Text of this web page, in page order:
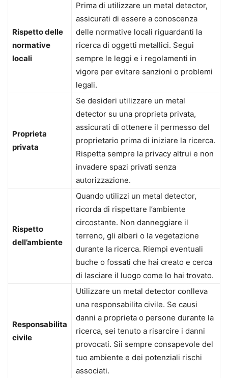
Rispetto delle
normative
locali
Prima di utilizzare un metal detector,
assicurati di essere a conoscenza
delle normative locali riguardanti la
ricerca di oggetti metallici. Segui
sempre le leggi e i regolamenti in
vigore per evitare sanzioni o problemi
legali.
Proprieta
privata
Se desideri utilizzare un metal
detector su una proprieta privata,
assicurati di ottenere il permesso del
proprietario prima di iniziare la ricerca.
Rispetta sempre la privacy altrui e non
invadere spazi privati senza
autorizzazione.
Rispetto
dell’ambiente
Quando utilizzi un metal detector,
ricorda di rispettare l’ambiente
circostante. Non danneggiare il
terreno, gli alberi o la vegetazione
durante la ricerca. Riempi eventuali
buche o fossati che hai creato e cerca
di lasciare il luogo come lo hai trovato.
Responsabilita
civile
Utilizzare un metal detector conlleva
una responsabilita civile. Se causi
danni a proprieta o persone durante la
ricerca, sei tenuto a risarcire i danni
provocati. Sii sempre consapevole del
tuo ambiente e dei potenziali rischi
associati.